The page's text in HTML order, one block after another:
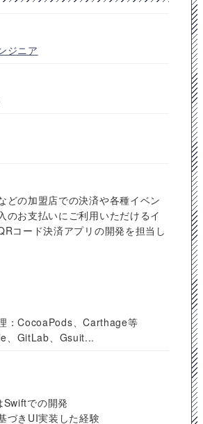
ジニア
どの加盟店での決済や各種イベン
のお支払いにご利用いただけるイ
コード決済アプリの開発を担当し
：CocoaPods、Carthage等
、GitLab、Gsuit...
Swiftでの開発
づきUI実装した経験